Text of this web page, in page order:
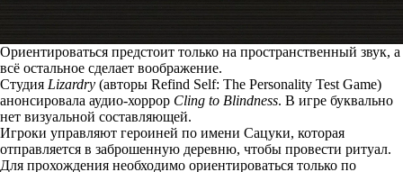
Ориентироваться предстоит только на пространственный звук, а
всё остальное сделает воображение.
Студия Lizardry (авторы Refind Self: The Personality Test Game)
анонсировала аудио-хоррор Cling to Blindness. В игре буквально
нет визуальной составляющей.
Игроки управляют героиней по имени Сацуки, которая
отправляется в заброшенную деревню, чтобы провести ритуал.
Для прохождения необходимо ориентироваться только по